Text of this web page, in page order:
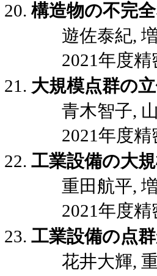
構造物の不完
遊佐泰紀,
2021年度
大規模点群の
青木智子,
2021年度
工業設備の大
重田航平,
2021年度
工業設備の点
花井大輝,